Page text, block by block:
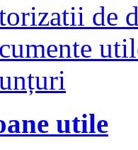
de
utile